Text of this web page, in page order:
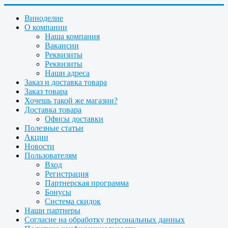
Виноделие
О компании
Наша компания
Вакансии
Реквизиты
Реквизиты
Наши адреса
Заказ и доставка товара
Заказ товара
Хочешь такой же магазин?
Доставка товара
Офисы доставки
Полезные статьи
Акции
Новости
Пользователям
Вход
Регистрация
Партнерская программа
Бонусы
Система скидок
Наши партнеры
Согласие на обработку персональных данных